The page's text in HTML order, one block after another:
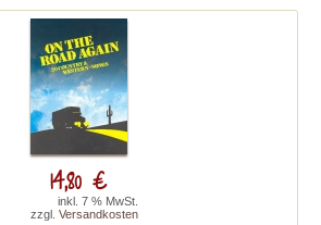
14,80 €
inkl. 7 % MwSt.
zzgl. Versandkosten